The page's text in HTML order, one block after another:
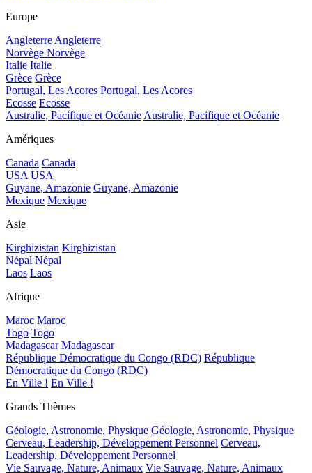
Europe
AngleterreAngleterre
Norvège Norvège
Italie Italie
Grèce Grèce
Portugal, Les Acores Portugal, Les Acores
Ecosse Ecosse
Australie, Pacifique et OcéanieAustralie, Pacifique et Océanie
Amériques
Canada Canada
USA USA
Guyane, Amazonie Guyane, Amazonie
Mexique Mexique
Asie
Kirghizistan Kirghizistan
Népal Népal
Laos Laos
Afrique
Maroc Maroc
Togo Togo
Madagascar Madagascar
République Démocratique du Congo (RDC) République
Démocratique du Congo (RDC)
En Ville ! En Ville !
Grands Thèmes
Géologie, Astronomie, Physique Géologie, Astronomie, Physique
Cerveau, Leadership, Développement Personnel Cerveau,
Leadership, Développement Personnel
Vie Sauvage, Nature, Animaux Vie Sauvage, Nature, Animaux